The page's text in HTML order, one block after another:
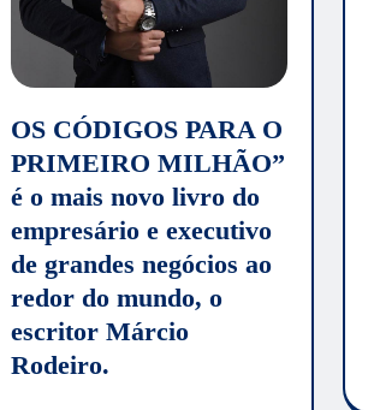
OS CÓDIGOS PARA O
PRIMEIRO MILHÃO”
é o mais novo livro do
empresário e executivo
de grandes negócios ao
redor do mundo, o
escritor Márcio
Rodeiro.